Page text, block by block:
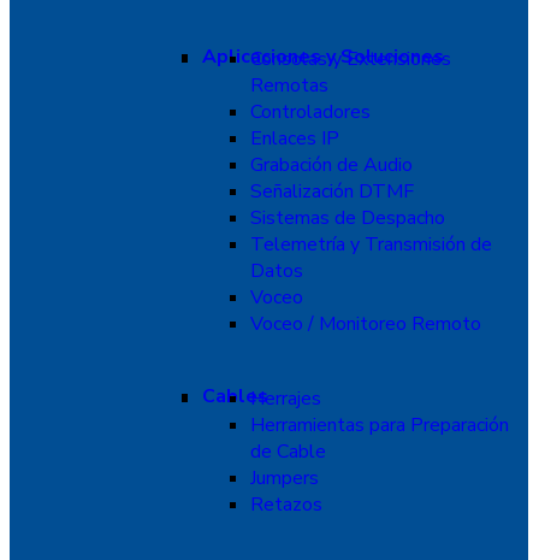
Aplicaciones y Soluciones
Consolas y Extensiones
Remotas
Controladores
Enlaces IP
Grabación de Audio
Señalización DTMF
Sistemas de Despacho
Telemetría y Transmisión de
Datos
Voceo
Voceo / Monitoreo Remoto
CablesHerrajes
Herramientas para Preparación
de Cable
Jumpers
Retazos